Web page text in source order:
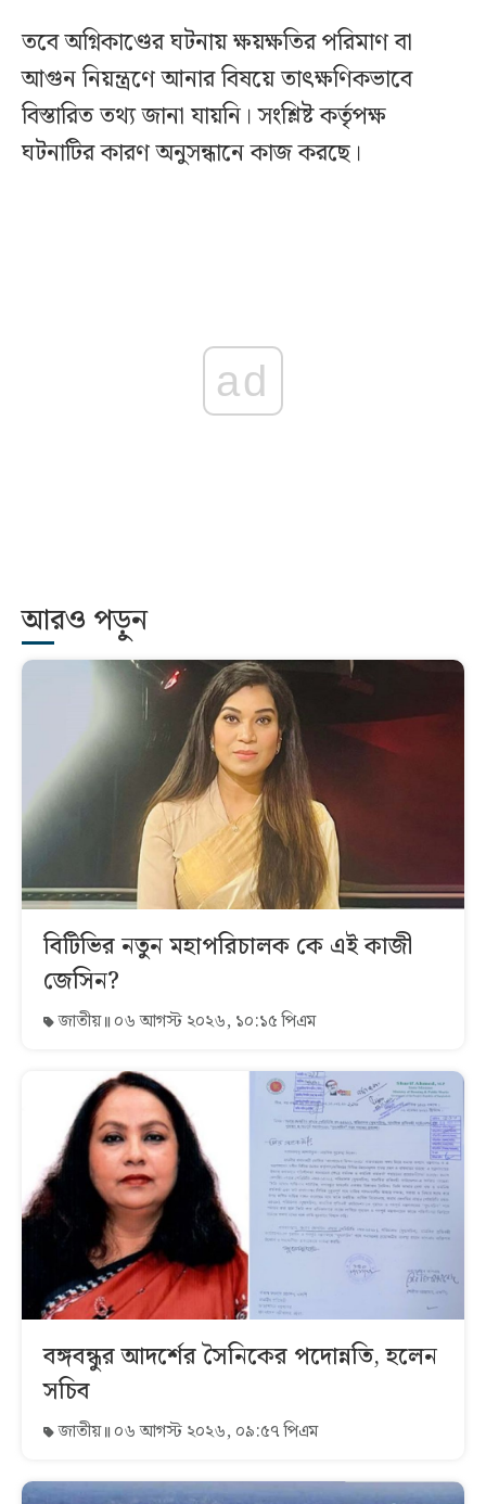
তবে অগ্নিকাণ্ডের ঘটনায় ক্ষয়ক্ষতির পরিমাণ বা
আগুন নিয়ন্ত্রণে আনার বিষয়ে তাৎক্ষণিকভাবে
বিস্তারিত তথ্য জানা যায়নি। সংশ্লিষ্ট কর্তৃপক্ষ
ঘটনাটির কারণ অনুসন্ধানে কাজ করছে।
ad
আরও পড়ুন
বিটিভির নতুন মহাপরিচালক কে এই কাজী
জেসিন?
জাতীয় ০৬ আগস্ট ২০২৬, ১০:১৫ পিএম
বঙ্গবন্ধুর আদর্শের সৈনিকের পদোন্নতি, হলেন
সচিব
জাতীয় ০৬ আগস্ট ২০২৬, ০৯:৫৭ পিএম